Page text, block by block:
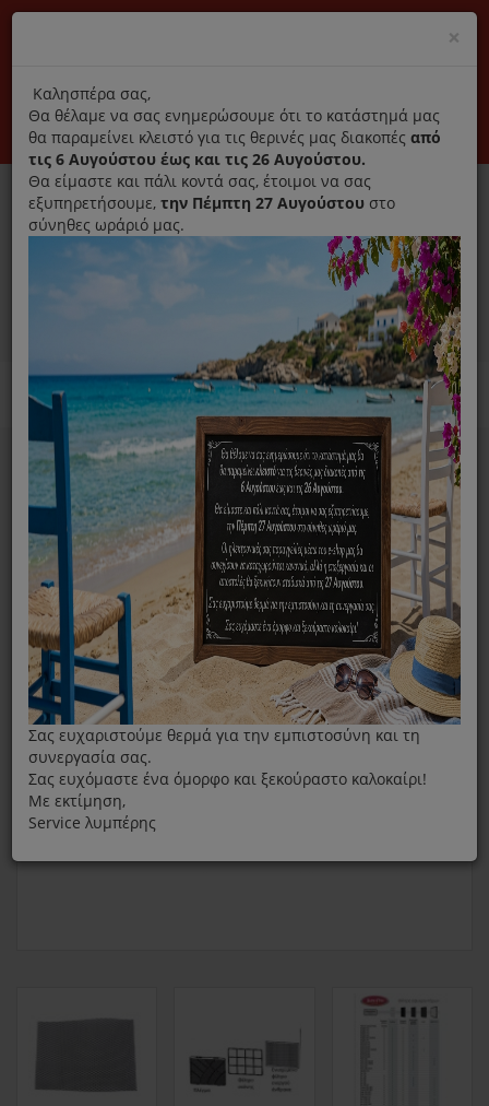
Αποκλειστικά γνήσια ανταλλακτικά
Σύνδεση Εγγραφή Εταιρεία Επικοινωνία
0
Ανταλλακτικά ηλεκτρικών συσκευών MENU
Home
Ιονιστής Αφυγραντήρας
Φίλτρα Αφυγραντήρα
Φίλτρο Άνθρακα Για Αφυγραντήρα Juro Pro 20-28lt
×
title
Καλησπέρα σας,
Θα θέλαμε να σας ενημερώσουμε ότι το κατάστημά μας
θα παραμείνει κλειστό για τις θερινές μας διακοπές από
τις 6 Αυγούστου έως και τις 26 Αυγούστου.
Θα είμαστε και πάλι κοντά σας, έτοιμοι να σας
εξυπηρετήσουμε, την Πέμπτη 27 Αυγούστου στο
σύνηθες ωράριό μας.
Σας ευχαριστούμε θερμά για την εμπιστοσύνη και τη
συνεργασία σας.
Σας ευχόμαστε ένα όμορφο και ξεκούραστο καλοκαίρι!
Με εκτίμηση,
Service λυμπέρης